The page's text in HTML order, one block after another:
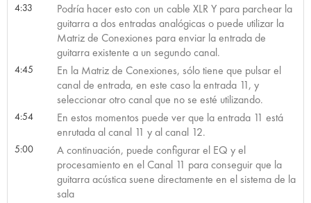
4:33
Podría hacer esto con un cable XLR Y para parchear la
guitarra a dos entradas analógicas o puede utilizar la
Matriz de Conexiones para enviar la entrada de
guitarra existente a un segundo canal.
4:45
En la Matriz de Conexiones, sólo tiene que pulsar el
canal de entrada, en este caso la entrada 11, y
seleccionar otro canal que no se esté utilizando.
4:54
En estos momentos puede ver que la entrada 11 está
enrutada al canal 11 y al canal 12.
5:00
A continuación, puede configurar el EQ y el
procesamiento en el Canal 11 para conseguir que la
guitarra acústica suene directamente en el sistema de la
sala